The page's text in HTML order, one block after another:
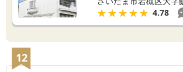
★★★★★
★★★★★ 4.78
12